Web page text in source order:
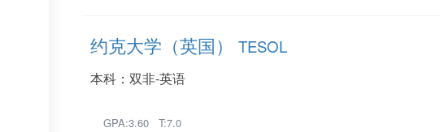
约克大学（英国） TESOL
本科：双非-英语
GPA:3.60 T:7.0